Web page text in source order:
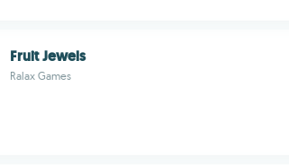
Fruit Jewels
Ralax Games